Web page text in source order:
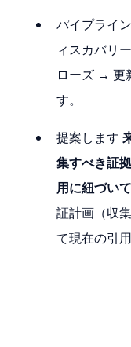
パイプライ
ィスカバリ
ローズ → 更
す。
提案します
集すべき証
用に紐づい
証計画（収
て現在の引